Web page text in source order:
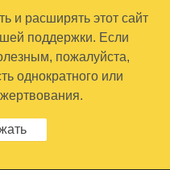
и расширять этот сайт
поддержки. Если
пожалуйста,
однократного или